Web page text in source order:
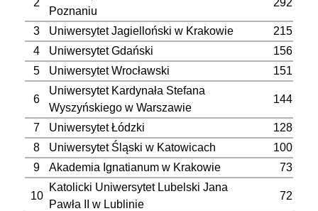
Poznaniu
3 Uniwersytet Jagielloński w Krakowie
215
4
Uniwersytet Gdański
156
5
Uniwersytet Wrocławski 151
6
Uniwersytet Kardynała Stefana
Wyszyńskiego w Warszawie
144
7 Uniwersytet Łódzki
128
8
Uniwersytet Śląski w Katowicach
100
9
Akademia Ignatianum w Krakowie 73
10
Katolicki Uniwersytet Lubelski Jana
Pawła II w Lublinie
72